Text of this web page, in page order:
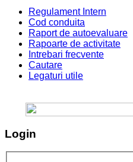
Regulament Intern
Cod conduita
Raport de autoevaluare
Rapoarte de activitate
Intrebari frecvente
Cautare
Legaturi utile
Login